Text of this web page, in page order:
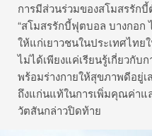
การมีส่วนร่วมของสโมสรรัก
“สโมสรรักบี้ฟุตบอล บางกอก
ให้แก่เยาวชนในประเทศไทย
ไม่ได้เพียงแค่เรียนรู้เกี่ยวกับ
พร้อมร่างกายให้สุขภาพดีอยู่
ถึงแก่นแท้ในการเพิ่มคุณค่าแ
วัตสันกล่าวปิดท้าย